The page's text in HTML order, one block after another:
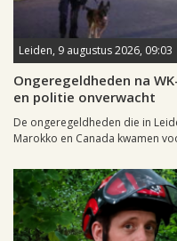
Leiden, 9 augustus 2026, 09:03
Ongeregeldheden na
en politie onverwacht
De ongeregeldheden die in
Marokko en Canada kwamen